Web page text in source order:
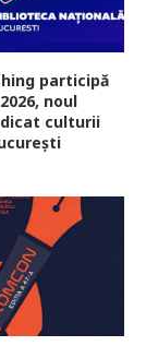
participă
noul
culturii